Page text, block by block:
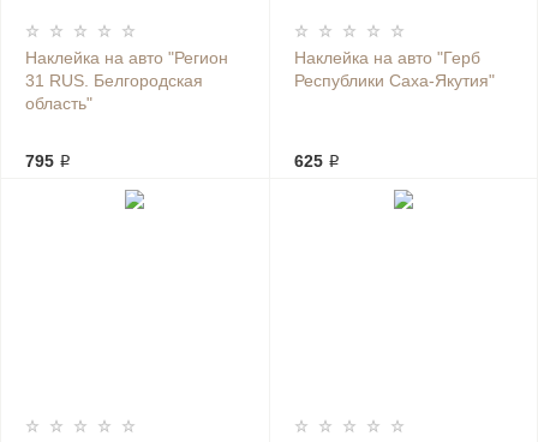
Наклейка на авто "Регион
31 RUS. Белгородская
область"
795 ₽
Наклейка на авто "Герб
Республики Саха-Якутия"
625 ₽